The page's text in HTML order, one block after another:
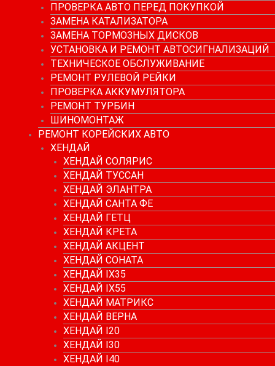
ПРОВЕРКА АВТО ПЕРЕД ПОКУПКОЙ
ЗАМЕНА КАТАЛИЗАТОРА
ЗАМЕНА ТОРМОЗНЫХ ДИСКОВ
УСТАНОВКА И РЕМОНТ АВТОСИГНАЛИЗАЦИЙ
ТЕХНИЧЕСКОЕ ОБСЛУЖИВАНИЕ
РЕМОНТ РУЛЕВОЙ РЕЙКИ
ПРОВЕРКА АККУМУЛЯТОРА
РЕМОНТ ТУРБИН
ШИНОМОНТАЖ
РЕМОНТ КОРЕЙСКИХ АВТО
ХЕНДАЙ
ХЕНДАЙ СОЛЯРИС
ХЕНДАЙ ТУССАН
ХЕНДАЙ ЭЛАНТРА
ХЕНДАЙ САНТА ФЕ
ХЕНДАЙ ГЕТЦ
ХЕНДАЙ КРЕТА
ХЕНДАЙ АКЦЕНТ
ХЕНДАЙ СОНАТА
ХЕНДАЙ IX35
ХЕНДАЙ IX55
ХЕНДАЙ МАТРИКС
ХЕНДАЙ ВЕРНА
ХЕНДАЙ I20
ХЕНДАЙ I30
ХЕНДАЙ I40